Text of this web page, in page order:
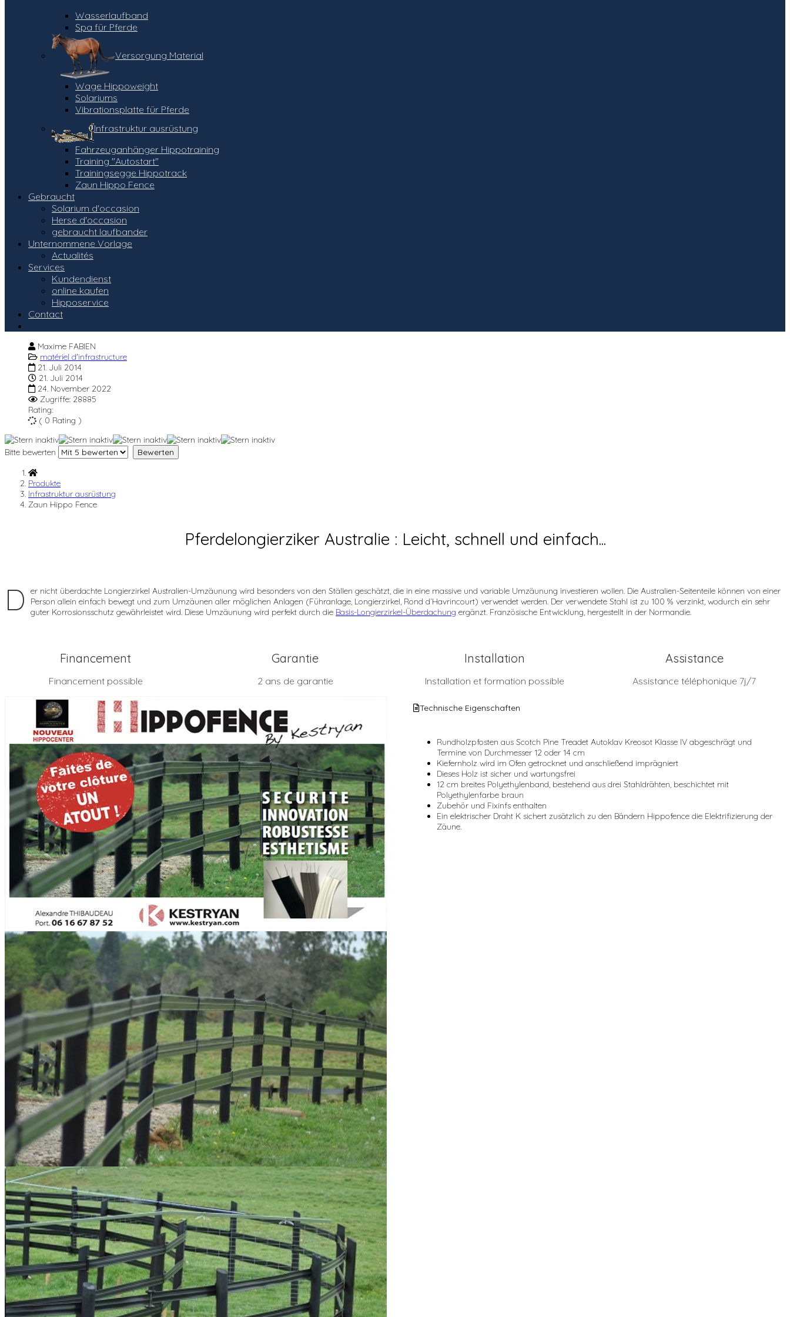
Wasserlaufband
Spa für Pferde
Versorgung Material
Wage Hippoweight
Solariums
Vibrationsplatte für Pferde
Infrastruktur ausrüstung
Fahrzeuganhänger Hippotraining
Training "Autostart"
Trainingsegge Hippotrack
Zaun Hippo Fence
Gebraucht
Solarium d'occasion
Herse d'occasion
gebraucht laufbander
Unternommene Vorlage
Actualités
Services
Kundendienst
online kaufen
Hipposervice
Contact
Maxime FABIEN
matériel d'infrastructure
21. Juli 2014
21. Juli 2014
24. November 2022
Zugriffe: 28885
Rating:
( 0 Rating )
Bitte bewerten
Produkte
Infrastruktur ausrüstung
Zaun Hippo Fence
Pferdelongierziker Australie : Leicht, schnell und einfach...
D
er nicht überdachte Longierzirkel Australien-Umzäunung wird besonders von den Ställen geschätzt, die in eine massive und variable Umzäunung investieren wollen. Die Australien-Seitenteile können von einer
Person allein einfach bewegt und zum Umzäunen aller möglichen Anlagen (Führanlage, Longierzirkel, Rond d‘Havrincourt) verwendet werden. Der verwendete Stahl ist zu 100 % verzinkt, wodurch ein sehr
guter Korrosionsschutz gewährleistet wird. Diese Umzäunung wird perfekt durch die Basis-Longierzirkel-Überdachung ergänzt. Französische Entwicklung, hergestellt in der Normandie.
Financement
Financement possible
Garantie
2 ans de garantie
Installation
Installation et formation possible
Assistance
Assistance téléphonique 7j/7
Technische Eigenschaften
Rundholzpfosten aus Scotch Pine Treadet Autoklav Kreosot Klasse IV abgeschrägt und
Termine von Durchmesser 12 oder 14 cm
Kiefernholz wird im Ofen getrocknet und anschließend imprägniert
Dieses Holz ist sicher und wartungsfrei
12 cm breites Polyethylenband, bestehend aus drei Stahldrähten, beschichtet mit
Polyethylenfarbe braun
Zubehör und Fixinfs enthalten
Ein elektrischer Draht K sichert zusätzlich zu den Bändern Hippofence die Elektrifizierung der
Zäune.